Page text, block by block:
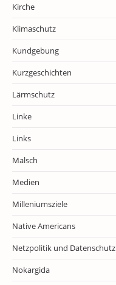
Kirche
Klimaschutz
Kundgebung
Kurzgeschichten
Lärmschutz
Linke
Links
Malsch
Medien
Milleniumsziele
Native Americans
Netzpolitik und Datenschutz
Nokargida